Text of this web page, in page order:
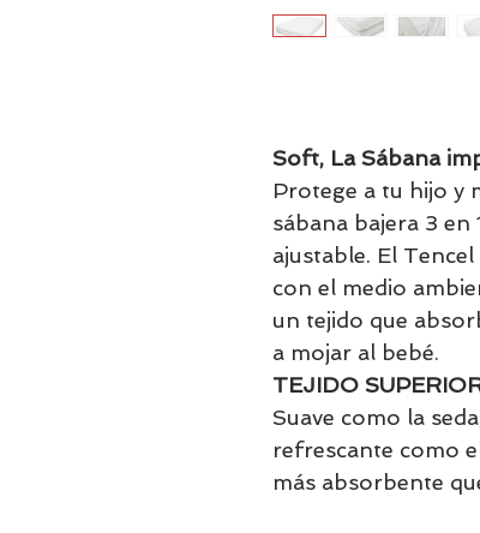
Soft, La Sábana
Protege a tu hijo y
sábana bajera 3
ajustable. El
con el medio
un tejido que
a mojar al bebé.
TEJIDO
Suave como la
refrescante como
más absorbente